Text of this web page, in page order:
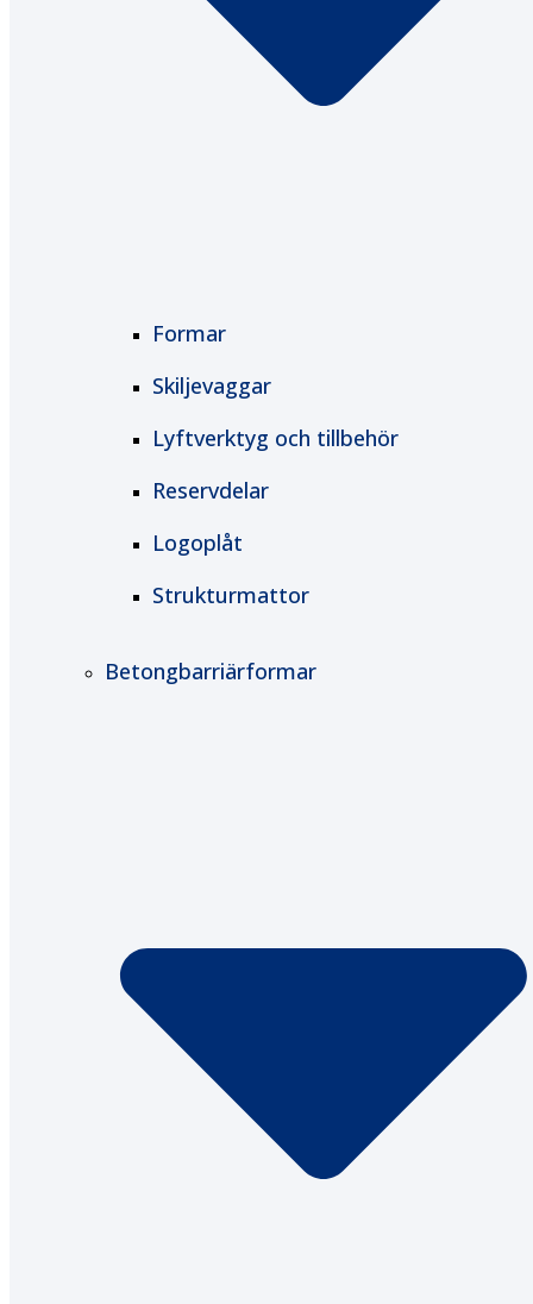
Formar
Skiljevaggar
Lyftverktyg och tillbehör
Reservdelar
Logoplåt
Strukturmattor
Betongbarriärformar